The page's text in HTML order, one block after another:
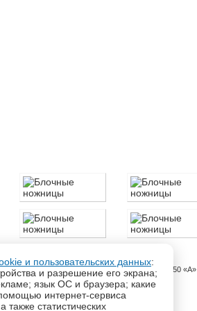
Ростов-на-Дону, ул. Социалистическая, 50 «A»
(863) 240-92-51
(863) 244-15-17
stasm@aaanet.ru
и пользовательских данных:
и разрешение его экрана;
язык ОС и браузера; какие
интернет-сервиса
статистических